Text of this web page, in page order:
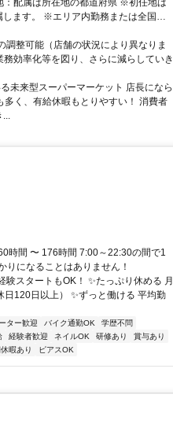
ます。 ※エリア内勤務または全国勤
整可能（店舗の状況により異なりま
率化等を図り、さらに減らしていき
未来型スーパーマーケット 店長になら
く、有給休暇もとりやすい！ 消費者
...
時間 〜 176時間 7:00～22:30の間で1
になることはありません！
スタートもOK！ ✨たっぷり休める 月
120日以上） ✨ずっと働ける 平均勤
ター歓迎 バイク通勤OK
学歴不問
経験者歓迎 ネイルOK 研修あり
賞与あり
暇あり ピアスOK